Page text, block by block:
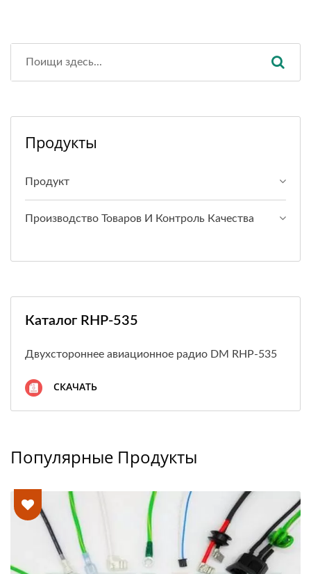
Продукты
Продукт
Производство Товаров И Контроль Качества
Каталог RHP-535
Двухстороннее авиационное радио DM RHP-535
СКАЧАТЬ
Популярные Продукты